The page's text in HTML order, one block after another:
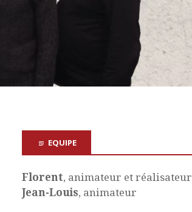
EQUIPE
Florent, animateur et réalisateur
Jean-Louis, animateur